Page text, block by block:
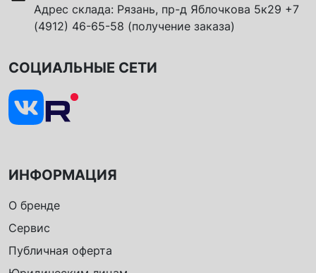
Адрес склада: Рязань, пр-д Яблочкова 5к29 +7
(4912) 46-65-58 (получение заказа)
ИНФОРМАЦИЯ
О бренде
Сервис
Публичная оферта
СОЦИАЛЬНЫЕ СЕТИ